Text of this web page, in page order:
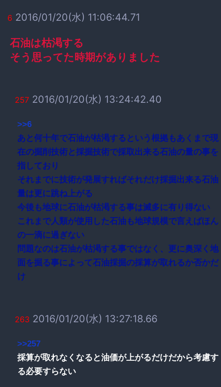
6 2016/01/20(水) 11:06:44.71
石油は枯渇する
そう思ってた時期がありました
257 2016/01/20(水) 13:24:42.40
>>6
あと何十年で石油が枯渇するという根拠もあくまで現
在の掘削技術と採掘技術で採取出来る石油の量の事を
指しており
それまでに技術が発展すればそれだけ採掘出来る石油
量は更に跳ね上がる
今後も地球に石油が枯渇する事は滅多に有り得ない
これまで人類が使用した石油も地球規模で言えばほん
の一滴に過ぎない
問題なのは石油が枯渇する事ではなく、更に奥深く地
面を掘る事によって石油採掘の採算が取れるか否かだ
け
263 2016/01/20(水) 13:27:18.66
>>257
採算が取れなくなると油価が上がるだけだから考慮す
る必要すらない